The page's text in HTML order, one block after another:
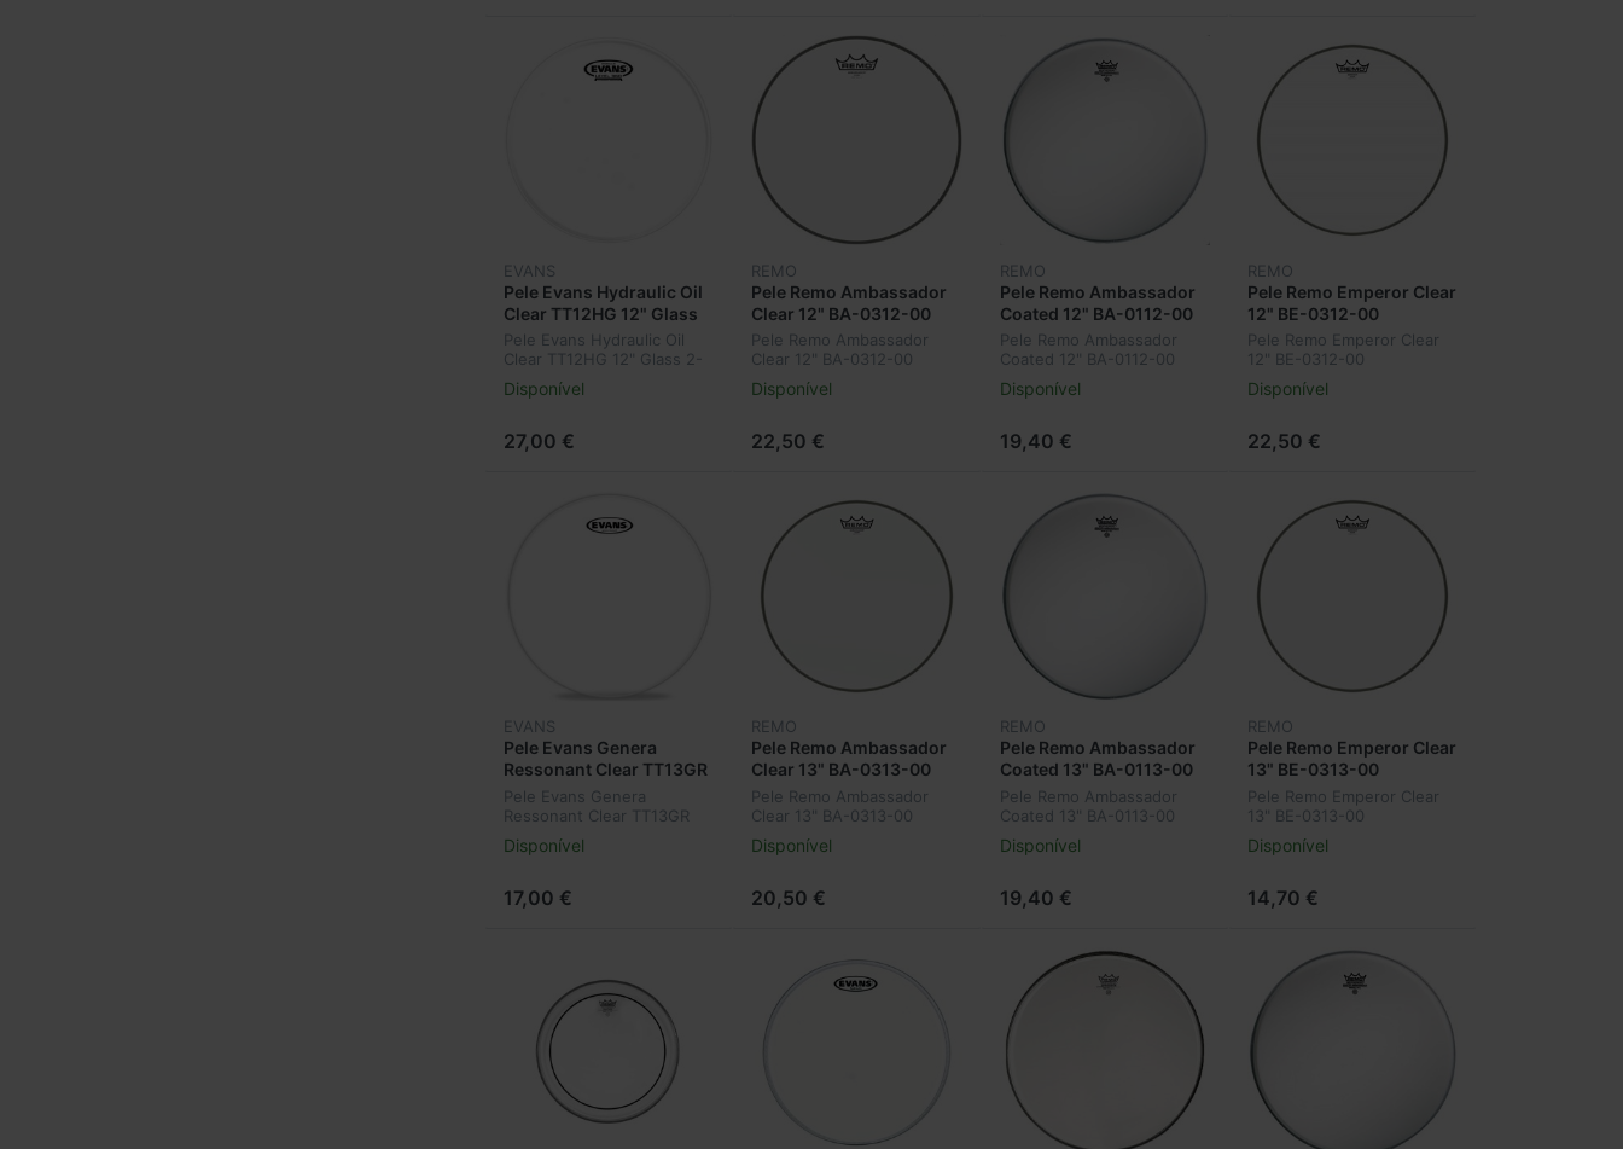
EVANS
Pele Evans Hydraulic Oil
Clear TT12HG 12" Glass
2-Ply
Pele Evans Hydraulic Oil
Clear TT12HG 12" Glass 2-
Disponível
27,00 €
REMO
Pele Remo Ambassador
Clear 12" BA-0312-00
Pele Remo Ambassador
Clear 12" BA-0312-00
Disponível
22,50 €
REMO
Pele Remo Ambassador
Coated 12" BA-0112-00
Pele Remo Ambassador
Coated 12" BA-0112-00
Disponível
19,40 €
REMO
Pele Remo Emperor Clear
12" BE-0312-00
Pele Remo Emperor Clear
12" BE-0312-00
Disponível
22,50 €
EVANS
Pele Evans Genera
Ressonant Clear TT13GR
13"
Pele Evans Genera
Ressonant Clear TT13GR
Disponível
17,00 €
REMO
Pele Remo Ambassador
Clear 13" BA-0313-00
Pele Remo Ambassador
Clear 13" BA-0313-00
Disponível
20,50 €
REMO
Pele Remo Ambassador
Coated 13" BA-0113-00
Pele Remo Ambassador
Coated 13" BA-0113-00
Disponível
19,40 €
REMO
Pele Remo Emperor Clear
13" BE-0313-00
Pele Remo Emperor Clear
13" BE-0313-00
Disponível
14,70 €